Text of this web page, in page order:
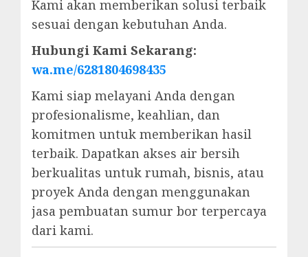
Kami akan memberikan solusi terbaik
sesuai dengan kebutuhan Anda.
Hubungi Kami Sekarang:
wa.me/6281804698435
Kami siap melayani Anda dengan
profesionalisme, keahlian, dan
komitmen untuk memberikan hasil
terbaik. Dapatkan akses air bersih
berkualitas untuk rumah, bisnis, atau
proyek Anda dengan menggunakan
jasa pembuatan sumur bor terpercaya
dari kami.